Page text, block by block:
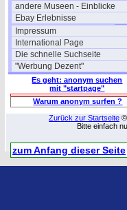
andere Museen - Einblicke
Ebay Erlebnisse
Impressum
International Page
Die schnelle Suchseite
"Werbung Dezent"
Es geht: anonym suchen
mit "startpage"
Warum anonym surfen ?
Zurück zur Startseite ©
Bitte einfach
zum Anfang dieser Seite